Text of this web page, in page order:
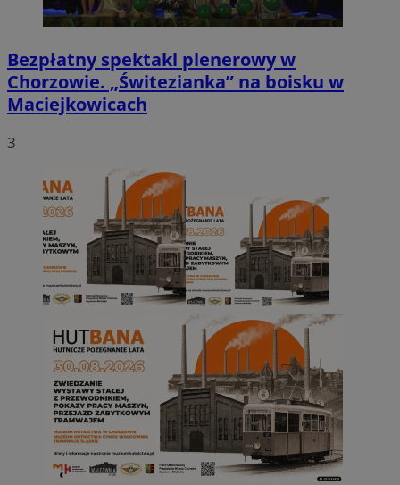
Bezpłatny spektakl plenerowy w
Chorzowie. „Świtezianka” na boisku w
Maciejkowicach
3